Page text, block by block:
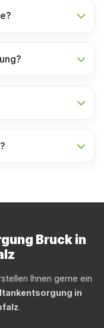
Bruck in
Ihnen gerne ein
in
.